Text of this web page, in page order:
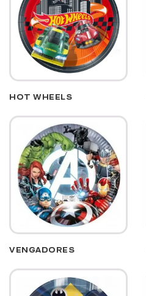
HOT WHEELS
VENGADORES